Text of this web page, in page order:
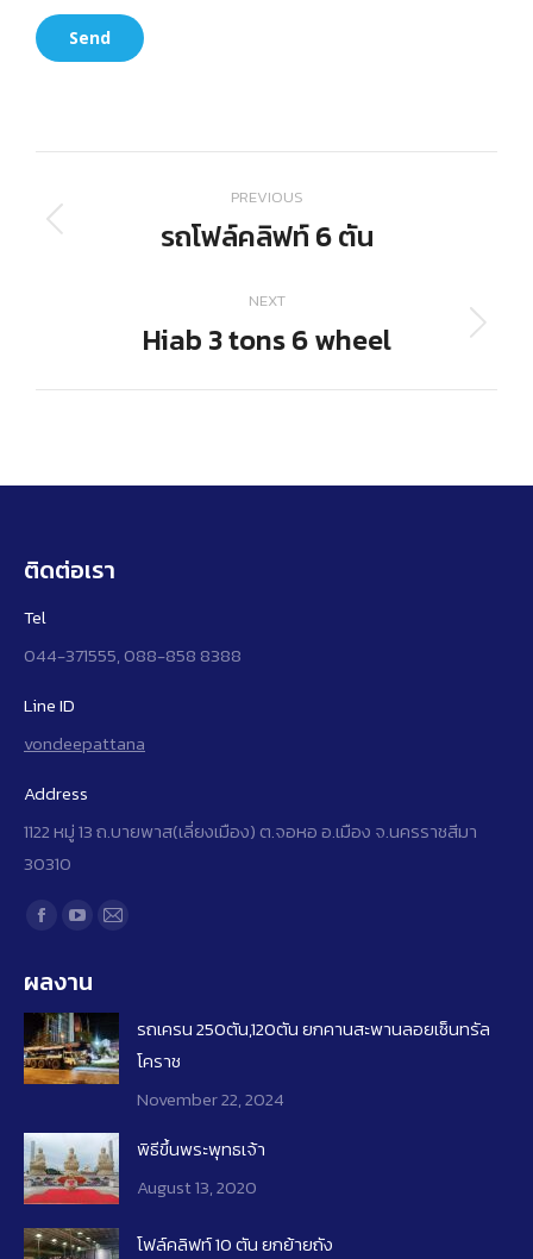
Project
navigation
PREVIOUS
Previous
รถโฟล์คลิฟท์ 6 ตัน
NEXT
Next
Hiab 3 tons 6 wheel
ติดต่อเรา
Tel
044-371555, 088-858 8388
Line ID
vondeepattana
Address
1122 หมู่ 13 ถ.บายพาส(เลี่ยงเมือง) ต.จอหอ อ.เมือง จ.นครราชสีมา
30310
Find us on:
Facebook
opens
in
new
window
YouTube
opens
in
new
window
Mail
in
new
window
ผลงาน
รถเครน 250ตัน,120ตัน ยกคานสะพานลอยเซ็นทรัล
โคราช
November 22, 2024
พิธีขึ้นพระพุทธเจ้า
August 13, 2020
โฟล์คลิฟท์​ 10 ​ตัน ยกย้ายถัง